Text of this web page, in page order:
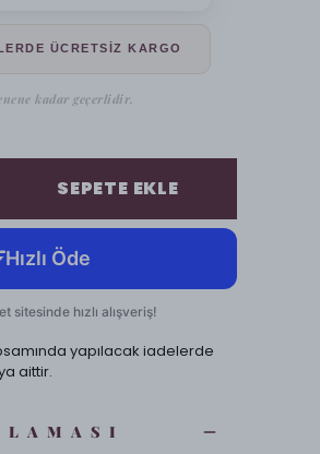
ÜCRETSİZ KARGO
kadar geçerlidir.
SEPETE EKLE
yapılacak iadelerde
aittir.